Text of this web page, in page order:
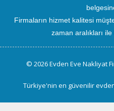
Firmaların hizmet kalitesi
zaman aralıkları
© 2026 Evden Eve Nakliyat
Türkiye'nin en güvenilir